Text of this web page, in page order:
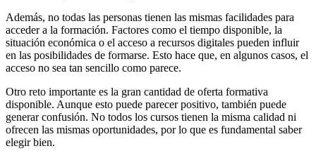
Además, no todas las personas tienen las mismas facilidades para
acceder a la formación. Factores como el tiempo disponible, la
situación económica o el acceso a recursos digitales pueden influir
en las posibilidades de formarse. Esto hace que, en algunos casos, el
acceso no sea tan sencillo como parece.
Otro reto importante es la gran cantidad de oferta formativa
disponible. Aunque esto puede parecer positivo, también puede
generar confusión. No todos los cursos tienen la misma calidad ni
ofrecen las mismas oportunidades, por lo que es fundamental saber
elegir bien.